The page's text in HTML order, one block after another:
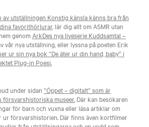
av utställningen Konstig känsla känns bra från
favorithörlurar, lär dig allt om ASMR utan
genom ArkDes nya liveserie Kuddsamtal –
vår nya utställning, eller lyssna på poeten Erik
ur sin nya bok ”De äter ur din hand, baby” i
Plug-in Poesi.
under sidan ”Öppet – digitalt” som är
försvarshistoriska museer.Där kan besökaren
för barn och vuxna eller läsa artiklar om
ur försvarshistorien. Där finns även kortfilmer